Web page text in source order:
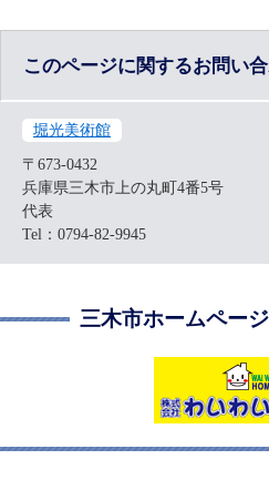
このページに関するお問い
堀光美術館
〒673-0432
兵庫県三木市上の丸町4番5号
代表
Tel：0794-82-9945
三木市ホームペー